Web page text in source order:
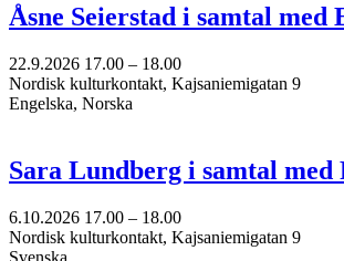
Åsne Seierstad i samtal
22.9.2026 17.00 – 18.00
Nordisk kulturkontakt, Kajsaniemigatan 9
Engelska, Norska
Sara Lundberg i samtal
6.10.2026 17.00 – 18.00
Nordisk kulturkontakt, Kajsaniemigatan 9
Svenska